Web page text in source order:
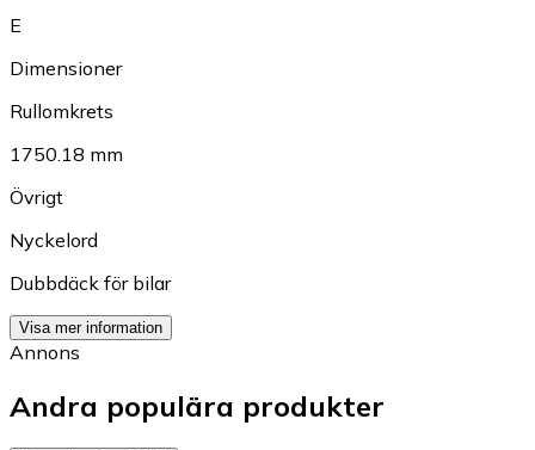
E
Dimensioner
Rullomkrets
1750.18 mm
Övrigt
Nyckelord
Dubbdäck för bilar
Visa mer information
Annons
Andra populära produkter